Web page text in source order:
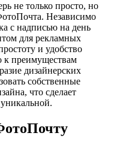
не только просто, но
Независимо
с надписью на день
для рекламных
и удобство
к преимуществам
дизайнерских
собственные
что сделает